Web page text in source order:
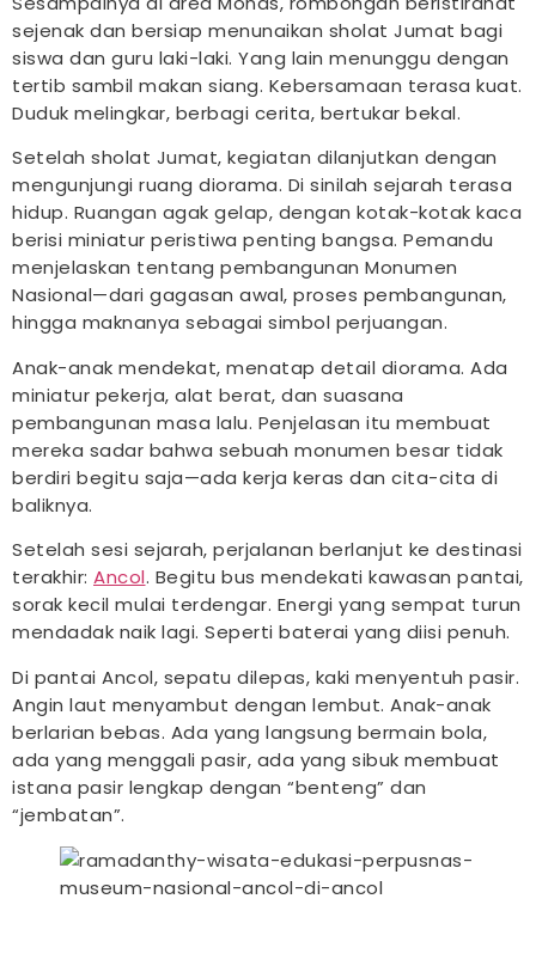
sejenak dan bersiap menunaikan sholat Jumat bagi
siswa dan guru laki-laki. Yang lain menunggu dengan
tertib sambil makan siang. Kebersamaan terasa kuat.
Duduk melingkar, berbagi cerita, bertukar bekal.
Setelah sholat Jumat, kegiatan dilanjutkan dengan
mengunjungi ruang diorama. Di sinilah sejarah terasa
hidup. Ruangan agak gelap, dengan kotak-kotak kaca
berisi miniatur peristiwa penting bangsa. Pemandu
menjelaskan tentang pembangunan Monumen
Nasional—dari gagasan awal, proses pembangunan,
hingga maknanya sebagai simbol perjuangan.
Anak-anak mendekat, menatap detail diorama. Ada
miniatur pekerja, alat berat, dan suasana
pembangunan masa lalu. Penjelasan itu membuat
mereka sadar bahwa sebuah monumen besar tidak
berdiri begitu saja—ada kerja keras dan cita-cita di
baliknya.
Setelah sesi sejarah, perjalanan berlanjut ke destinasi
terakhir: Ancol. Begitu bus mendekati kawasan pantai,
sorak kecil mulai terdengar. Energi yang sempat turun
mendadak naik lagi. Seperti baterai yang diisi penuh.
Di pantai Ancol, sepatu dilepas, kaki menyentuh pasir.
Angin laut menyambut dengan lembut. Anak-anak
berlarian bebas. Ada yang langsung bermain bola,
ada yang menggali pasir, ada yang sibuk membuat
istana pasir lengkap dengan “benteng” dan
“jembatan”.